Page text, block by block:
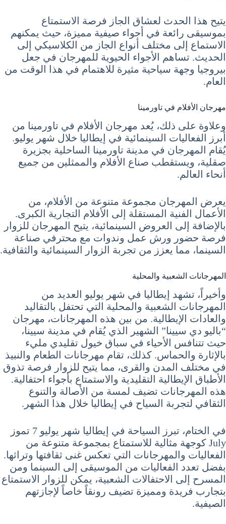
يتيح هذا الحدث لعشاق الجاز فرصة الاستمتاع
بموسيقى رائعة في أجواء صيفية مميزة، حيث يمكنهم
الاستماع إلى مختلف أنواع الجاز من الكلاسيكي إلى
الحديث. تساهم الأجواء الحيوية للمهرجان في جعل
بيروجيا وجهة سياحية مثيرة للاهتمام في هذا الوقت من
العام.
مهرجان الأفلام في تاورمينا
وعلاوة على ذلك، يُعد مهرجان الأفلام في تاورمينا من
أبرز الفعاليات السينمائية في إيطاليا خلال شهر يوليو.
يُقام المهرجان في مدينة تاورمينا الساحلية بجزيرة
صقلية، ويستقطب صناع الأفلام والممثلين من جميع
أنحاء العالم.
يعرض المهرجان مجموعة متنوعة من الأفلام، من
الأعمال الفنية المستقلة إلى الأفلام التجارية الكبرى.
بالإضافة إلى العروض السينمائية، يتيح المهرجان للزوار
فرصة حضور ورش عمل وندوات مع محترفي صناعة
السينما، مما يعزز من تجربة الزوار السينمائية والثقافية.
المهرجانات الشعبية والمحلية
وأخيراً، تشهد إيطاليا في شهر يوليو العديد من
المهرجانات الشعبية والمحلية التي تحتفل بالتقاليد
والعادات الإيطالية. من بين هذه المهرجانات، مهرجان
“باليو دي سيينا” الشهير الذي يُقام في مدينة سيينا،
حيث تتنافس الأحياء في سباق خيول تقليدي مليء
بالإثارة والحماس. كذلك، تقام مهرجانات الطعام والنبيذ
في مختلف المدن والقرى، مما يتيح للزوار فرصة تذوق
الأطباق الإيطالية التقليدية والاستمتاع بأجواء احتفالية.
هذه المهرجانات تضيف لمسة من الأصالة والتنوع
الثقافي لتجربة السياح في إيطاليا خلال هذا الشهر.
في الختام، تبرز السياحة في إيطاليا شهر يوليو 7 تموز
July كوجهة مثالية للاستمتاع بمجموعة متنوعة من
الفعاليات والمهرجانات التي تعكس غنى ثقافتها وتراثها.
بفضل تعدد الفعاليات من الموسيقى إلى السينما ومن
المسرح إلى الاحتفالات الشعبية، يمكن للزوار الاستمتاع
بتجارب فريدة ومميزة تضيف رونقاً خاصاً لإجازتهم
الصيفية.